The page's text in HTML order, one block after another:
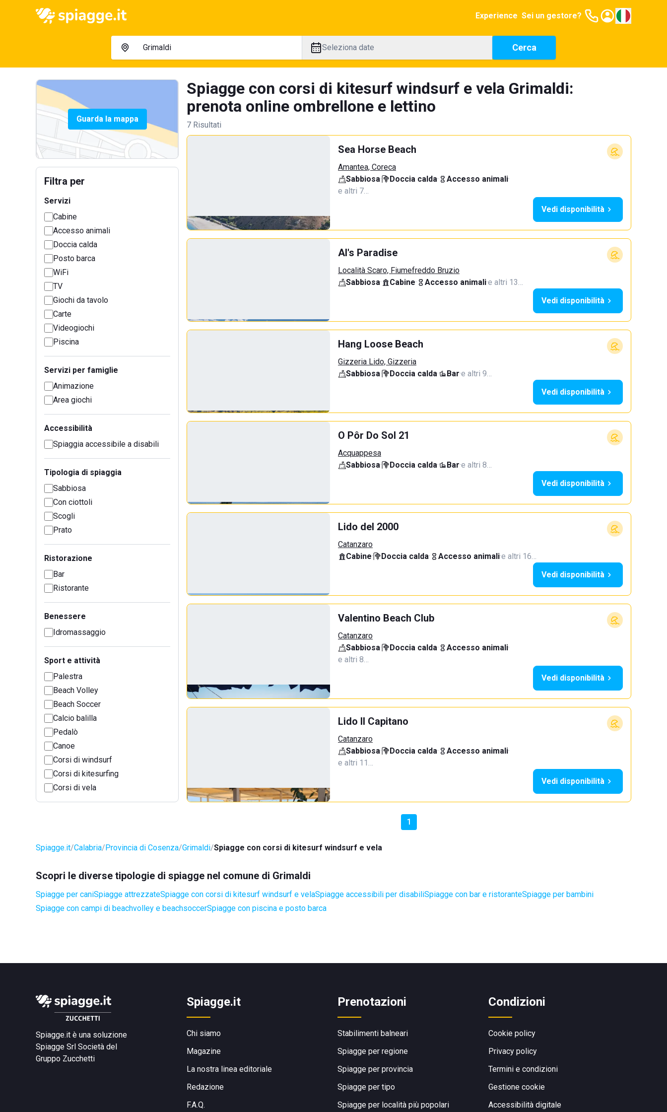
Experience Sei un gestore?
Seleziona date Cerca
Guarda la mappa
Filtra per
Servizi
Cabine
Accesso animali
Doccia calda
Posto barca
WiFi
TV
Giochi da tavolo
Carte
Videogiochi
Piscina
Servizi per famiglie
Animazione
Area giochi
Accessibilità
Spiaggia accessibile a disabili
Tipologia di spiaggia
Sabbiosa
Con ciottoli
Scogli
Prato
Ristorazione
Bar
Ristorante
Benessere
Idromassaggio
Sport e attività
Palestra
Beach Volley
Beach Soccer
Calcio balilla
Pedalò
Canoe
Corsi di windsurf
Corsi di kitesurfing
Corsi di vela
Spiagge con corsi di kitesurf windsurf e vela Grimaldi:
prenota online ombrellone e lettino
7 Risultati
Sea Horse Beach
Amantea, Coreca
Sabbiosa· Doccia calda· Accesso animali·
e altri 7…
Vedi disponibilità
Al's Paradise
Località Scaro, Fiumefreddo Bruzio
Sabbiosa· Cabine· Accesso animali·e altri 13…
Vedi disponibilità
Hang Loose Beach
Gizzeria Lido, Gizzeria
Sabbiosa· Doccia calda· Bar·e altri 9…
Vedi disponibilità
O Pôr Do Sol 21
Acquappesa
Sabbiosa· Doccia calda· Bar·e altri 8…
Vedi disponibilità
Lido del 2000
Catanzaro
Cabine· Doccia calda· Accesso animali·e altri 16…
Vedi disponibilità
Valentino Beach Club
Catanzaro
Sabbiosa· Doccia calda· Accesso animali·
e altri 8…
Vedi disponibilità
Lido Il Capitano
Catanzaro
Sabbiosa· Doccia calda· Accesso animali·
e altri 11…
Vedi disponibilità
1
Spiagge.it Calabria Provincia di Cosenza Grimaldi Spiagge con corsi di kitesurf windsurf e vela
Scopri le diverse tipologie di spiagge nel comune di Grimaldi
Spiagge per caniSpiagge attrezzateSpiagge con corsi di kitesurf windsurf e velaSpiagge accessibili per disabiliSpiagge con bar e ristoranteSpiagge per bambini
Spiagge con campi di beachvolley e beachsoccerSpiagge con piscina e posto barca
Spiagge.it è una soluzione
Spiagge Srl Società del
Gruppo Zucchetti
Spiagge.it
Chi siamo
Magazine
La nostra linea editoriale
Redazione
F.A.Q.
Prenotazioni
Stabilimenti balneari
Spiagge per regione
Spiagge per provincia
Spiagge per tipo
Spiagge per località più popolari
Condizioni
Cookie policy
Privacy policy
Termini e condizioni
Gestione cookie
Accessibilità digitale